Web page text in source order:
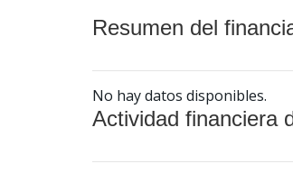
Resumen del
No hay datos disponibles.
Actividad financiera